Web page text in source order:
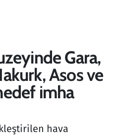
Gara,
Asos ve
imha
hava